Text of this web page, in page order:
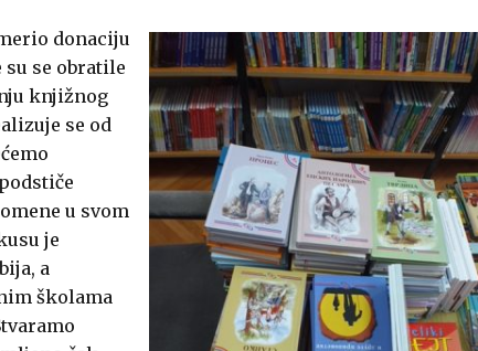
donaciju
se obratile
knjižnog
se od
u svom
je
a
školama